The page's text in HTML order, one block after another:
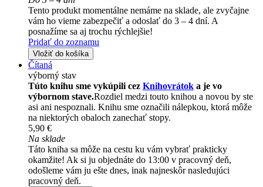
Tento produkt momentálne nemáme na sklade, ale zvyčajne
vám ho vieme zabezpečiť a odoslať do 3 – 4 dní. A
posnažíme sa aj trochu rýchlejšie!
Pridať do zoznamu
Vložiť do košíka
Čítaná
výborný stav
Túto knihu sme vykúpili cez Knihovrátok a je vo
výbornom stave.Rozdiel medzi touto knihou a novou by ste
asi ani nespoznali. Knihu sme označili nálepkou, ktorá môže
na niektorých obaloch zanechať stopy.
5,90 €
Na sklade
Táto kniha sa môže na cestu ku vám vybrať prakticky
okamžite! Ak si ju objednáte do 13:00 v pracovný deň,
odošleme vám ju ešte dnes, inak najneskôr nasledujúci
pracovný deň.